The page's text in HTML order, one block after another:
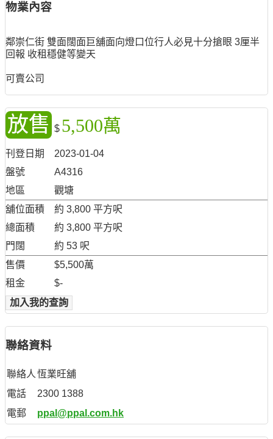
物業內容
鄰崇仁街 雙面闊面巨舖面向燈口位行人必見十分搶眼 3厘半
回報 收租穩健等變天
可賣公司
放售 $ 5,500萬
刊登日期
2023-01-04
盤號
A4316
地區
觀塘
舖位面積
約 3,800 平方呎
總面積
約 3,800 平方呎
門闊
約 53 呎
售價
$5,500萬
租金
$-
加入我的查詢
聯絡資料
聯絡人 恆業旺舖
電話
2300 1388
電郵
ppal@ppal.com.hk